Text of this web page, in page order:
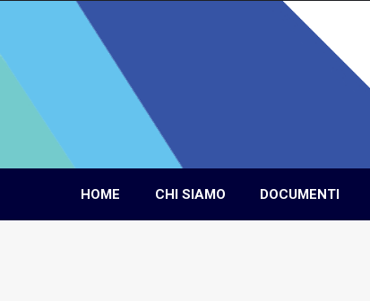
HOME CHI SIAMO DOCUMENTI